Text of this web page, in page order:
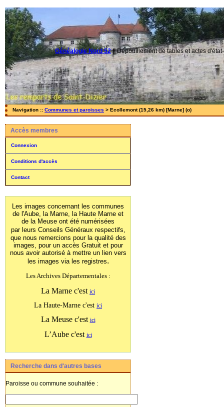
Généalogie Nord 52||Dépouillement de tables et actes
Navigation :: Communes et paroisses > Ecollemont (15,26 km) [Marne] (o)
Accès membres
Connexion
Conditions d'accès
Contact
Les images concernant les communes
de l'Aube, la Marne, la Haute Marne et
de la Meuse ont été numérisées
par leurs Conseils Généraux respectifs,
que nous remercions pour la qualité des
images, pour un accès Gratuit et pour
nous avoir autorisé à mettre un lien vers
les images via les registres.
Les Archives Départementales :
La Marne c'est ici
La Haute-Marne c'est ici
La Meuse c'est ici
L’Aube c'est ici
Recherche dans d'autres bases
Paroisse ou commune souhaitée :